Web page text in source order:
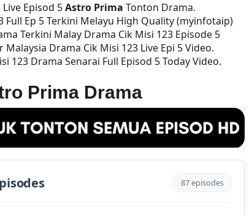
Episod 5Astro Prima Tonton Drama.
Full Ep 5 Terkini Melayu High Quality (myinfotaip)
Terkini Malay Drama Cik Misi 123 Episode 5
Drama Cik Misi 123 Live Epi 5 Video.
123 Drama Senarai Full Episod 5 Today Video.
Prima Drama
87 episodes